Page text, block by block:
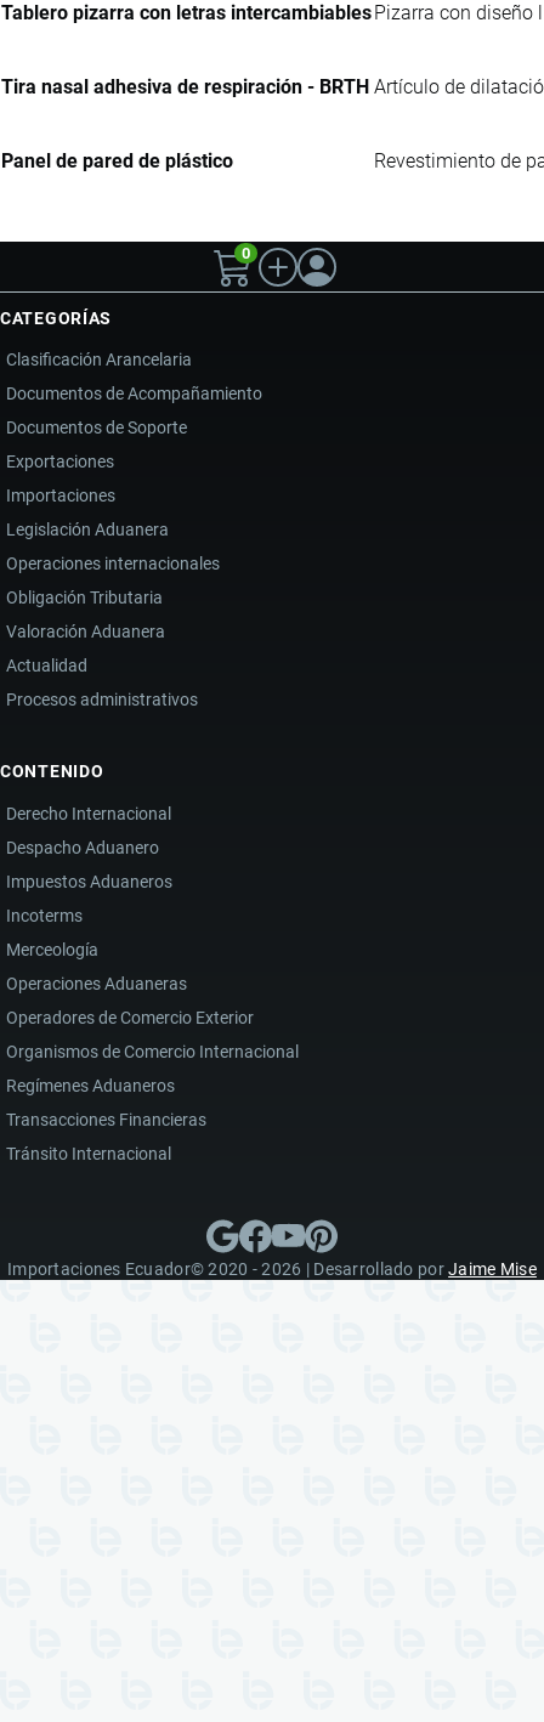
Tablero pizarra con letras intercambiables Pizarra con diseño
Tira nasal adhesiva de respiración - BRTH Artículo de
Panel de pared de plástico Revestimiento de
0
CATEGORÍAS
Clasificación Arancelaria
Documentos de Acompañamiento
Documentos de Soporte
Exportaciones
Importaciones
Legislación Aduanera
Operaciones internacionales
Obligación Tributaria
Valoración Aduanera
Actualidad
Procesos administrativos
CONTENIDO
Derecho Internacional
Despacho Aduanero
Impuestos Aduaneros
Incoterms
Merceología
Operaciones Aduaneras
Operadores de Comercio Exterior
Organismos de Comercio Internacional
Regímenes Aduaneros
Transacciones Financieras
Tránsito Internacional
Importaciones Ecuador© 2020 - 2026 | Desarrollado porJaime Mise